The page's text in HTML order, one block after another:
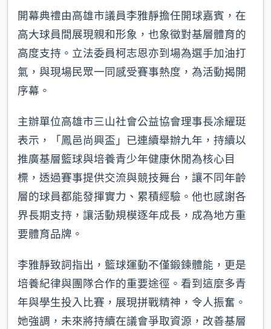
開幕典禮由高雄市議員李雅靜擔任開球嘉賓，在
高大球員間展現親和形象，也象徵對基層體育的
高度支持。立法委員柯志恩亦到場為選手加油打
氣，與現場民眾一同感受賽事熱度，為活動揭開
序幕。
主辦單位高雄市三山社會公益協會理事長凃耀珽
表示，「鳳邑尚興盃」已連續舉辦九年，持續以
推廣基層籃球與培養青少年健康休閒為核心目
標，透過賽事提供交流與競技舞台，讓不同年齡
層的球員都能發揮實力、累積經驗。他也感謝各
界長期支持，讓活動規模逐年成長，成為地方重
要體育品牌。
李雅靜致詞指出，籃球運動不僅鍛鍊體能，更是
培養紀律與團隊合作的重要途徑。看到這麼多青
年與學生投入比賽，展現拼戰精神，令人振奮。
她強調，未來將持續在議會爭取資源，改善基層